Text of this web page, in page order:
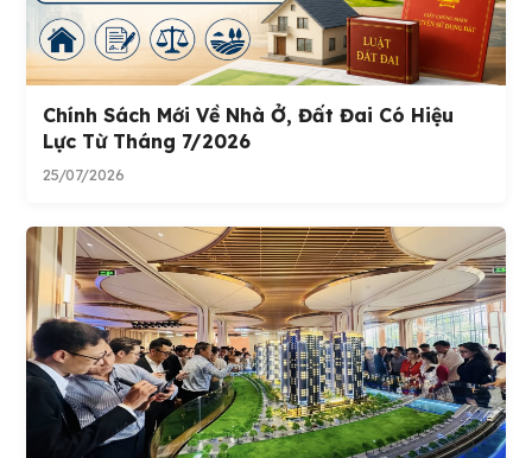
Chính Sách Mới Về Nhà Ở, Đất Đai Có Hiệu
Lực Từ Tháng 7/2026
25/07/2026